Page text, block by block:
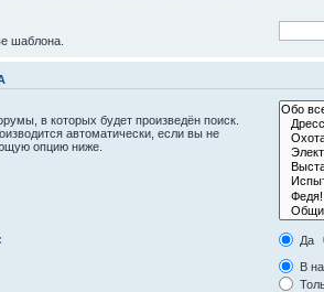
шаблона.
в которых будет произведён поиск.
автоматически, если вы не
опцию ниже.
Да
В